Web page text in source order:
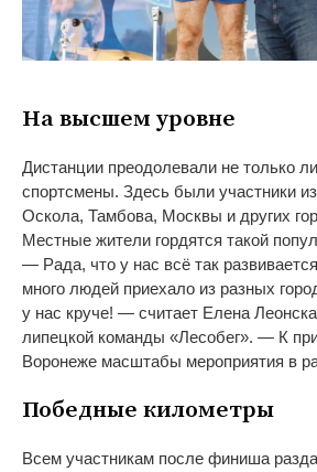
Навысшем уровне
Дистанции преодолевали не только
спортсмены. Здесь были участники из
Оскола, Тамбова, Москвы и других
Местные жители гордятся такой
— Рада, что у нас всё так
много людей приехало из разных
у нас круче! — считает Елена
липецкой команды «Лесобег». — К
Воронеже масштабы мероприятия в
Победные километры
Всем участникам после финиша